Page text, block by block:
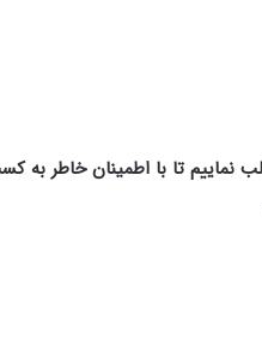
نماییم تا با اطمینان خاطر به